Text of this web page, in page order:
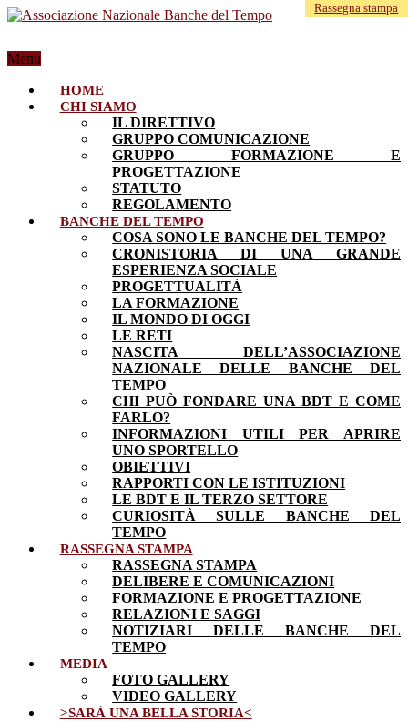
Menu
HOME
CHI SIAMO
IL DIRETTIVO
GRUPPO COMUNICAZIONE
GRUPPO FORMAZIONE E
PROGETTAZIONE
STATUTO
REGOLAMENTO
BANCHE DEL TEMPO
COSA SONO LE BANCHE DEL TEMPO?
CRONISTORIA DI UNA GRANDE
ESPERIENZA SOCIALE
PROGETTUALITÀ
LA FORMAZIONE
IL MONDO DI OGGI
LE RETI
NASCITA DELL’ASSOCIAZIONE
NAZIONALE DELLE BANCHE DEL
TEMPO
CHI PUÒ FONDARE UNA BDT E COME
FARLO?
INFORMAZIONI UTILI PER APRIRE
UNO SPORTELLO
OBIETTIVI
RAPPORTI CON LE ISTITUZIONI
LE BDT E IL TERZO SETTORE
CURIOSITÀ SULLE BANCHE DEL
TEMPO
RASSEGNA STAMPA
RASSEGNA STAMPA
DELIBERE E COMUNICAZIONI
FORMAZIONE E PROGETTAZIONE
RELAZIONI E SAGGI
NOTIZIARI DELLE BANCHE DEL
TEMPO
MEDIA
FOTO GALLERY
VIDEO GALLERY
>SARÀ UNA BELLA STORIA<
Rassegna stampa